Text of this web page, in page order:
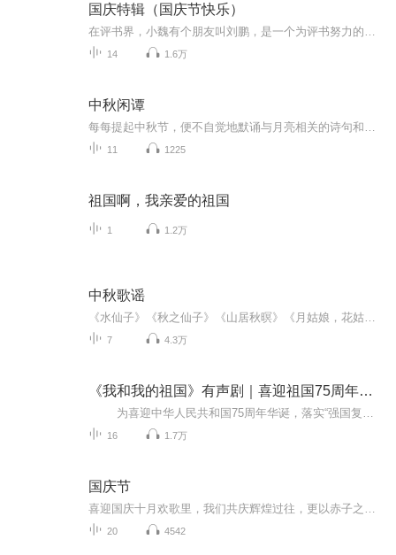
国庆特辑（国庆节快乐）
14 1.6万
中秋闲谭
11 1225
祖国啊，我亲爱的祖国
1 1.2万
中秋歌谣
7 4.3万
《我和我的祖国》有声剧｜喜迎祖国75周年华诞
16 1.7万
国庆节
20 4542